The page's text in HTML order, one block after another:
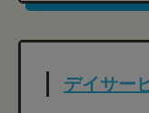
デイサー